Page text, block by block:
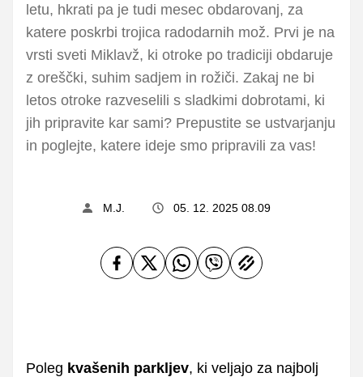
letu, hkrati pa je tudi mesec obdarovanj, za
katere poskrbi trojica radodarnih mož. Prvi je na
vrsti sveti Miklavž, ki otroke po tradiciji obdaruje
z oreščki, suhim sadjem in rožiči. Zakaj ne bi
letos otroke razveselili s sladkimi dobrotami, ki
jih pripravite kar sami? Prepustite se ustvarjanju
in poglejte, katere ideje smo pripravili za vas!
M.J. 05. 12. 2025 08.09
Poleg kvašenih parkljev, ki veljajo za najbolj